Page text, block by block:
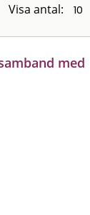
Visa antal:
med